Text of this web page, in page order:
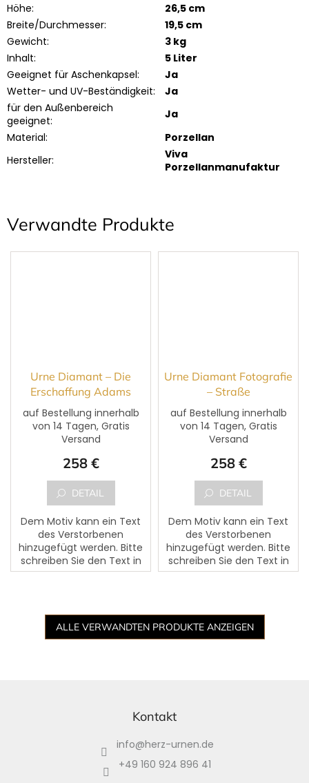
Verwandte Produkte
Urne Diamant – Die
Erschaffung Adams
auf Bestellung innerhalb
von 14 Tagen, Gratis
Versand
258 €
DETAIL
Dem Motiv kann ein Text
des Verstorbenen
hinzugefügt werden. Bitte
schreiben Sie den Text in
das markierte Feld
Sterbedatum und
ergänzender...
Urne Diamant Fotografie
– Straße
auf Bestellung innerhalb
von 14 Tagen, Gratis
Versand
258 €
DETAIL
Dem Motiv kann ein Text
des Verstorbenen
hinzugefügt werden. Bitte
schreiben Sie den Text in
das markierte Feld
Sterbedatum und
ergänzender...
ALLE VERWANDTEN PRODUKTE ANZEIGEN
Höhe:
26,5 cm
Breite/Durchmesser:
19,5 cm
Gewicht:
3 kg
Inhalt:
5 Liter
Geeignet für Aschenkapsel:
Ja
Wetter- und UV-Beständigkeit:
Ja
für den Außenbereich
geeignet:
Ja
Material:
Porzellan
Hersteller:
Viva
Porzellanmanufaktur
Kontakt
info@herz-urnen.de
+49 160 924 896 41